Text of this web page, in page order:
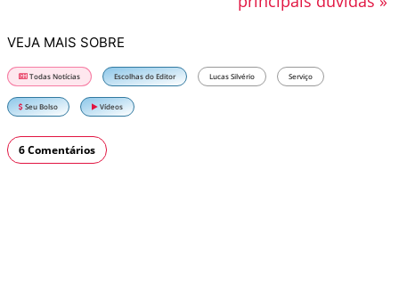
VEJA MAIS SOBRE
Todas Notícias Escolhas do Editor Lucas Silvério Serviço
Seu Bolso Vídeos
6 Comentários